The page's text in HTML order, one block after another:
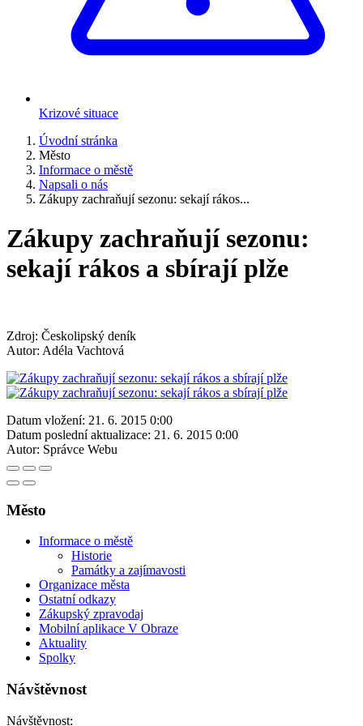
Krizové situace
Úvodní stránka
Město
Informace o městě
Napsali o nás
Zákupy zachraňují sezonu: sekají rákos...
Zákupy zachraňují sezonu:
sekají rákos a sbírají plže
Zdroj: Českolipský deník
Autor: Adéla Vachtová
Datum vložení: 21. 6. 2015 0:00
Datum poslední aktualizace: 21. 6. 2015 0:00
Autor: Správce Webu
Město
Informace o městě
Historie
Památky a zajímavosti
Organizace města
Ostatní odkazy
Zákupský zpravodaj
Mobilní aplikace V Obraze
Aktuality
Spolky
Návštěvnost
Návštěvnost: